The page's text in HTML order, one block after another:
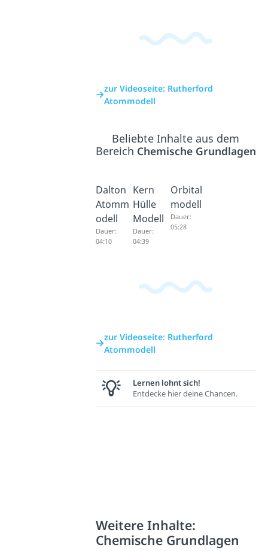
zur Videoseite: Rutherford
Atommodell
Beliebte Inhalte aus dem
Bereich Chemische Grundlagen
Dalton
Atomm
odell
Dauer:
04:10
Kern
Hülle
Modell
Dauer:
04:39
Orbital
modell
Dauer:
05:28
zur Videoseite: Rutherford
Atommodell
Lernen lohnt sich!
Entdecke hier deine Chancen.
Weitere Inhalte:
Chemische Grundlagen